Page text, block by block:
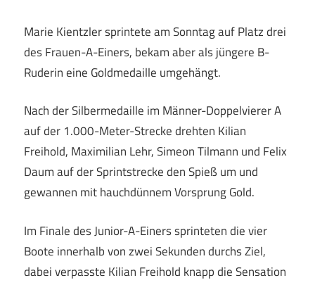
Marie Kientzler sprintete am Sonntag auf Platz drei
des Frauen-A-Einers, bekam aber als jüngere B-
Ruderin eine Goldmedaille umgehängt.
Nach der Silbermedaille im Männer-Doppelvierer A
auf der 1.000-Meter-Strecke drehten Kilian
Freihold, Maximilian Lehr, Simeon Tilmann und Felix
Daum auf der Sprintstrecke den Spieß um und
gewannen mit hauchdünnem Vorsprung Gold.
Im Finale des Junior-A-Einers sprinteten die vier
Boote innerhalb von zwei Sekunden durchs Ziel,
dabei verpasste Kilian Freihold knapp die Sensation